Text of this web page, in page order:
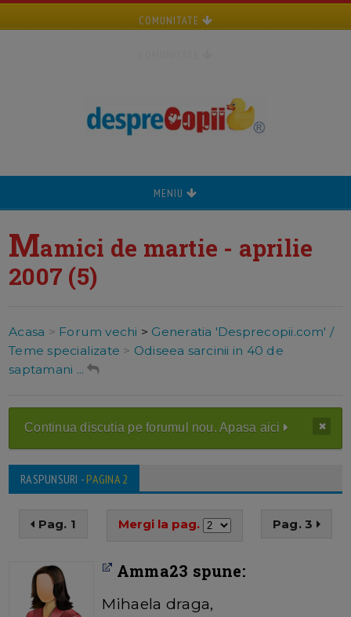
COMUNITATE
MENIU
Mamici de martie - aprilie
2007 (5)
Acasa > Forum vechi > Generatia 'Desprecopii.com' /
Teme specializate > Odiseea sarcinii in 40 de
saptamani ...
Continua discutia pe forumul nou. Apasa aici
RASPUNSURI -PAGINA 2
Pag. 1 Mergi la pag. Pag. 3
Amma23 spune:
Mihaela draga,